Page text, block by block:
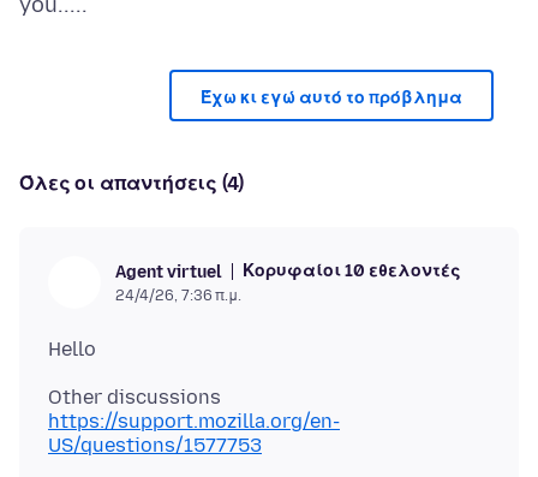
Έχω κι εγώ αυτό το πρόβλημα
Όλες οι απαντήσεις (4)
Agent virtuel Κορυφαίοι 10 εθελοντές
24/4/26, 7:36 π.μ.
Other discussions
https://support.mozilla.org/en-
US/questions/1577753